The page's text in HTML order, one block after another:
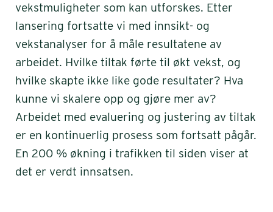
vekstmuligheter som kan utforskes. Etter
lansering fortsatte vi med innsikt- og
vekstanalyser for å måle resultatene av
arbeidet. Hvilke tiltak førte til økt vekst, og
hvilke skapte ikke like gode resultater? Hva
kunne vi skalere opp og gjøre mer av?
Arbeidet med evaluering og justering av tiltak
er en kontinuerlig prosess som fortsatt pågår.
En 200 % økning i trafikken til siden viser at
det er verdt innsatsen.